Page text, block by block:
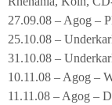
27.09.08 – Agog –
25.10.08 –
31.10.08 –
10.11.08 – Agog –
11.11.08 – Agog –